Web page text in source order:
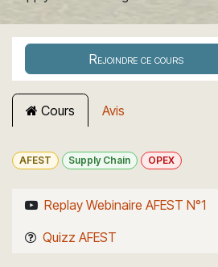
Rejoindre ce cours
Cours Avis
AFEST Supply Chain OPEX
Replay Webinaire AFEST N°1
Quizz AFEST